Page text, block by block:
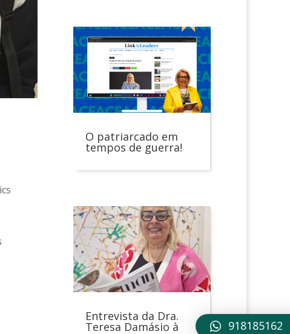
O patriarcado em
tempos de guerra!
Entrevista da Dra.
Teresa Damásio à 918185162